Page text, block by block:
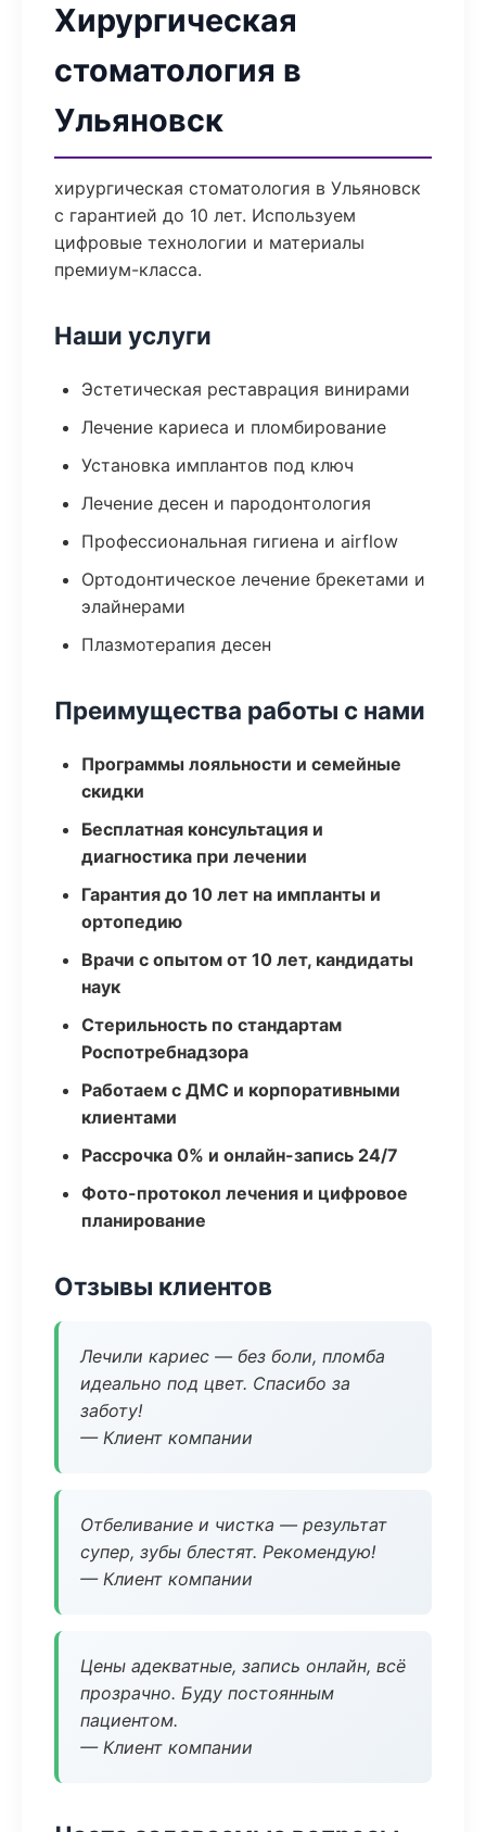
Хирургическая
стоматология в
Ульяновск
хирургическая стоматология в Ульяновск
с гарантией до 10 лет. Используем
цифровые технологии и материалы
премиум-класса.
Наши услуги
Эстетическая реставрация винирами
Лечение кариеса и пломбирование
Установка имплантов под ключ
Лечение десен и пародонтология
Профессиональная гигиена и airflow
Ортодонтическое лечение брекетами и
элайнерами
Плазмотерапия десен
Преимущества работы с нами
Программы лояльности и семейные
скидки
Бесплатная консультация и
диагностика при лечении
Гарантия до 10 лет на импланты и
ортопедию
Врачи с опытом от 10 лет, кандидаты
наук
Стерильность по стандартам
Роспотребнадзора
Работаем с ДМС и корпоративными
клиентами
Рассрочка 0% и онлайн-запись 24/7
Фото-протокол лечения и цифровое
планирование
Отзывы клиентов
Лечили кариес — без боли, пломба
идеально под цвет. Спасибо за
заботу!
— Клиент компании
Отбеливание и чистка — результат
супер, зубы блестят. Рекомендую!
— Клиент компании
Цены адекватные, запись онлайн, всё
прозрачно. Буду постоянным
пациентом.
— Клиент компании